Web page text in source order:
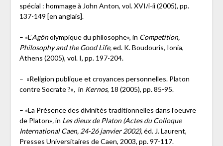
spécial : hommage à John Anton, vol. XVI/i-ii (2005), pp.
137-149 [en anglais].
– «L’Agônolympique du philosophe», in Competition,
Philosophy and the Good Life,ed. K. Boudouris, Ionia,
Athens (2005), vol. I, pp. 197-204.
– «Religion publique et croyances personnelles. Platon
contre Socrate ?», in Kernos, 18 (2005), pp. 85-95.
– «La Présence des divinités traditionnelles dans l’oeuvre
de Platon»,in Les dieux de Platon (Actes du Colloque
International Caen, 24-26 janvier 2002),éd. J. Laurent,
Presses Universitaires de Caen, 2003, pp. 97-117.